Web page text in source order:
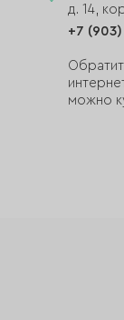
д. 14,
+7
можно